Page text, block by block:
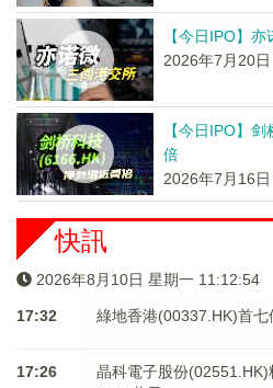
【今日IPO】
2026年7月20
【今日IPO】
倍
2026年7月16
快訊
2026年8月10日 星期一 11:12:54
17:32 綠地香港(00337.HK)首
17:26
晶科電子股份